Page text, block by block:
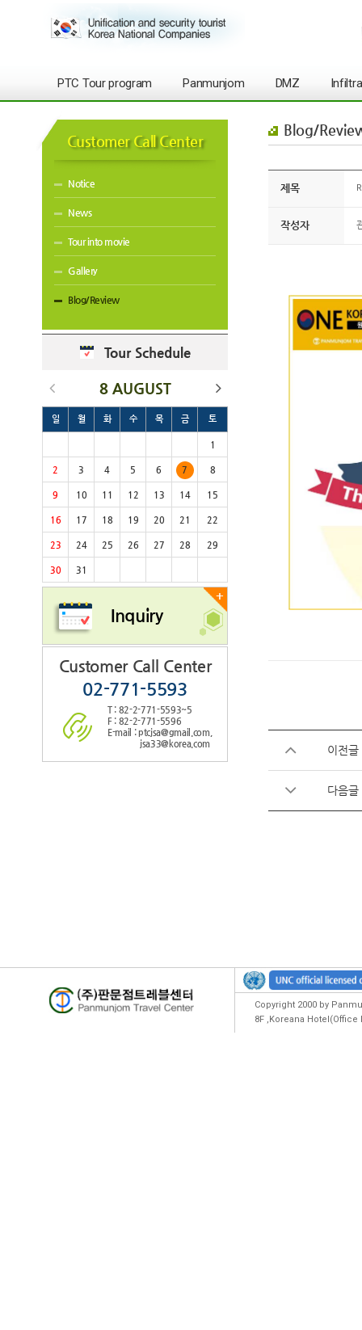
PTC Tour program Panmunjom DMZ
Customer Call Center
Notice
News
Tour into movie
Gallery
Blog/Review
Tour Schedule
8 AUGUST
일 월 화 수 목 금 토
1
2 3 4 5 6 7 8
9 10 11 12 13 14 15
16 17 18 19 20 21 22
23 24 25 26 27 28 29
30 31
+
Inquiry
Customer Call Center
02-771-5593
T : 82-2-771-5593~5
F : 82-2-771-5596
E-mail : ptcjsa@gmail.com,
jsa33@korea.com
Blog/
제목
작성자
이전글
다음글
Copyright 2000 by
8F ,Koreana